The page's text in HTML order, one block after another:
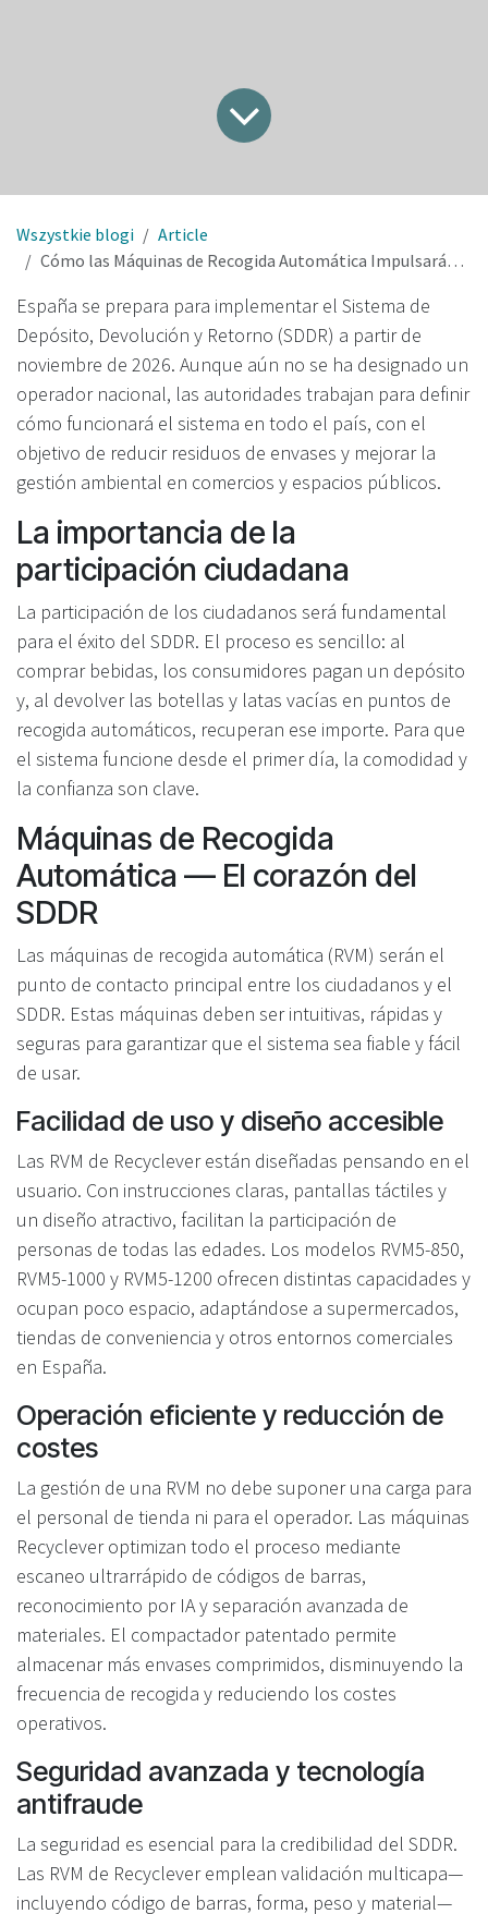
Wszystkie blogi
Article
Cómo las Máquinas de Recogida Automática Impulsarán el Futuro del SDDR en España
España se prepara para implementar el Sistema de
Depósito, Devolución y Retorno (SDDR) a partir de
noviembre de 2026. Aunque aún no se ha designado un
operador nacional, las autoridades trabajan para definir
cómo funcionará el sistema en todo el país, con el
objetivo de reducir residuos de envases y mejorar la
gestión ambiental en comercios y espacios públicos.
La importancia de la
participación ciudadana
La participación de los ciudadanos será fundamental
para el éxito del SDDR. El proceso es sencillo: al
comprar bebidas, los consumidores pagan un depósito
y, al devolver las botellas y latas vacías en puntos de
recogida automáticos, recuperan ese importe. Para que
el sistema funcione desde el primer día, la comodidad y
la confianza son clave.
Máquinas de Recogida
Automática — El corazón del
SDDR
Las máquinas de recogida automática (RVM) serán el
punto de contacto principal entre los ciudadanos y el
SDDR. Estas máquinas deben ser intuitivas, rápidas y
seguras para garantizar que el sistema sea fiable y fácil
de usar.
Facilidad de uso y diseño accesible
Las RVM de Recyclever están diseñadas pensando en el
usuario. Con instrucciones claras, pantallas táctiles y
un diseño atractivo, facilitan la participación de
personas de todas las edades. Los modelos RVM5-850,
RVM5-1000 y RVM5-1200 ofrecen distintas capacidades y
ocupan poco espacio, adaptándose a supermercados,
tiendas de conveniencia y otros entornos comerciales
en España.
Operación eficiente y reducción de
costes
La gestión de una RVM no debe suponer una carga para
el personal de tienda ni para el operador. Las máquinas
Recyclever optimizan todo el proceso mediante
escaneo ultrarrápido de códigos de barras,
reconocimiento por IA y separación avanzada de
materiales. El compactador patentado permite
almacenar más envases comprimidos, disminuyendo la
frecuencia de recogida y reduciendo los costes
operativos.
Seguridad avanzada y tecnología
antifraude
La seguridad es esencial para la credibilidad del SDDR.
Las RVM de Recyclever emplean validación multicapa—
incluyendo código de barras, forma, peso y material—